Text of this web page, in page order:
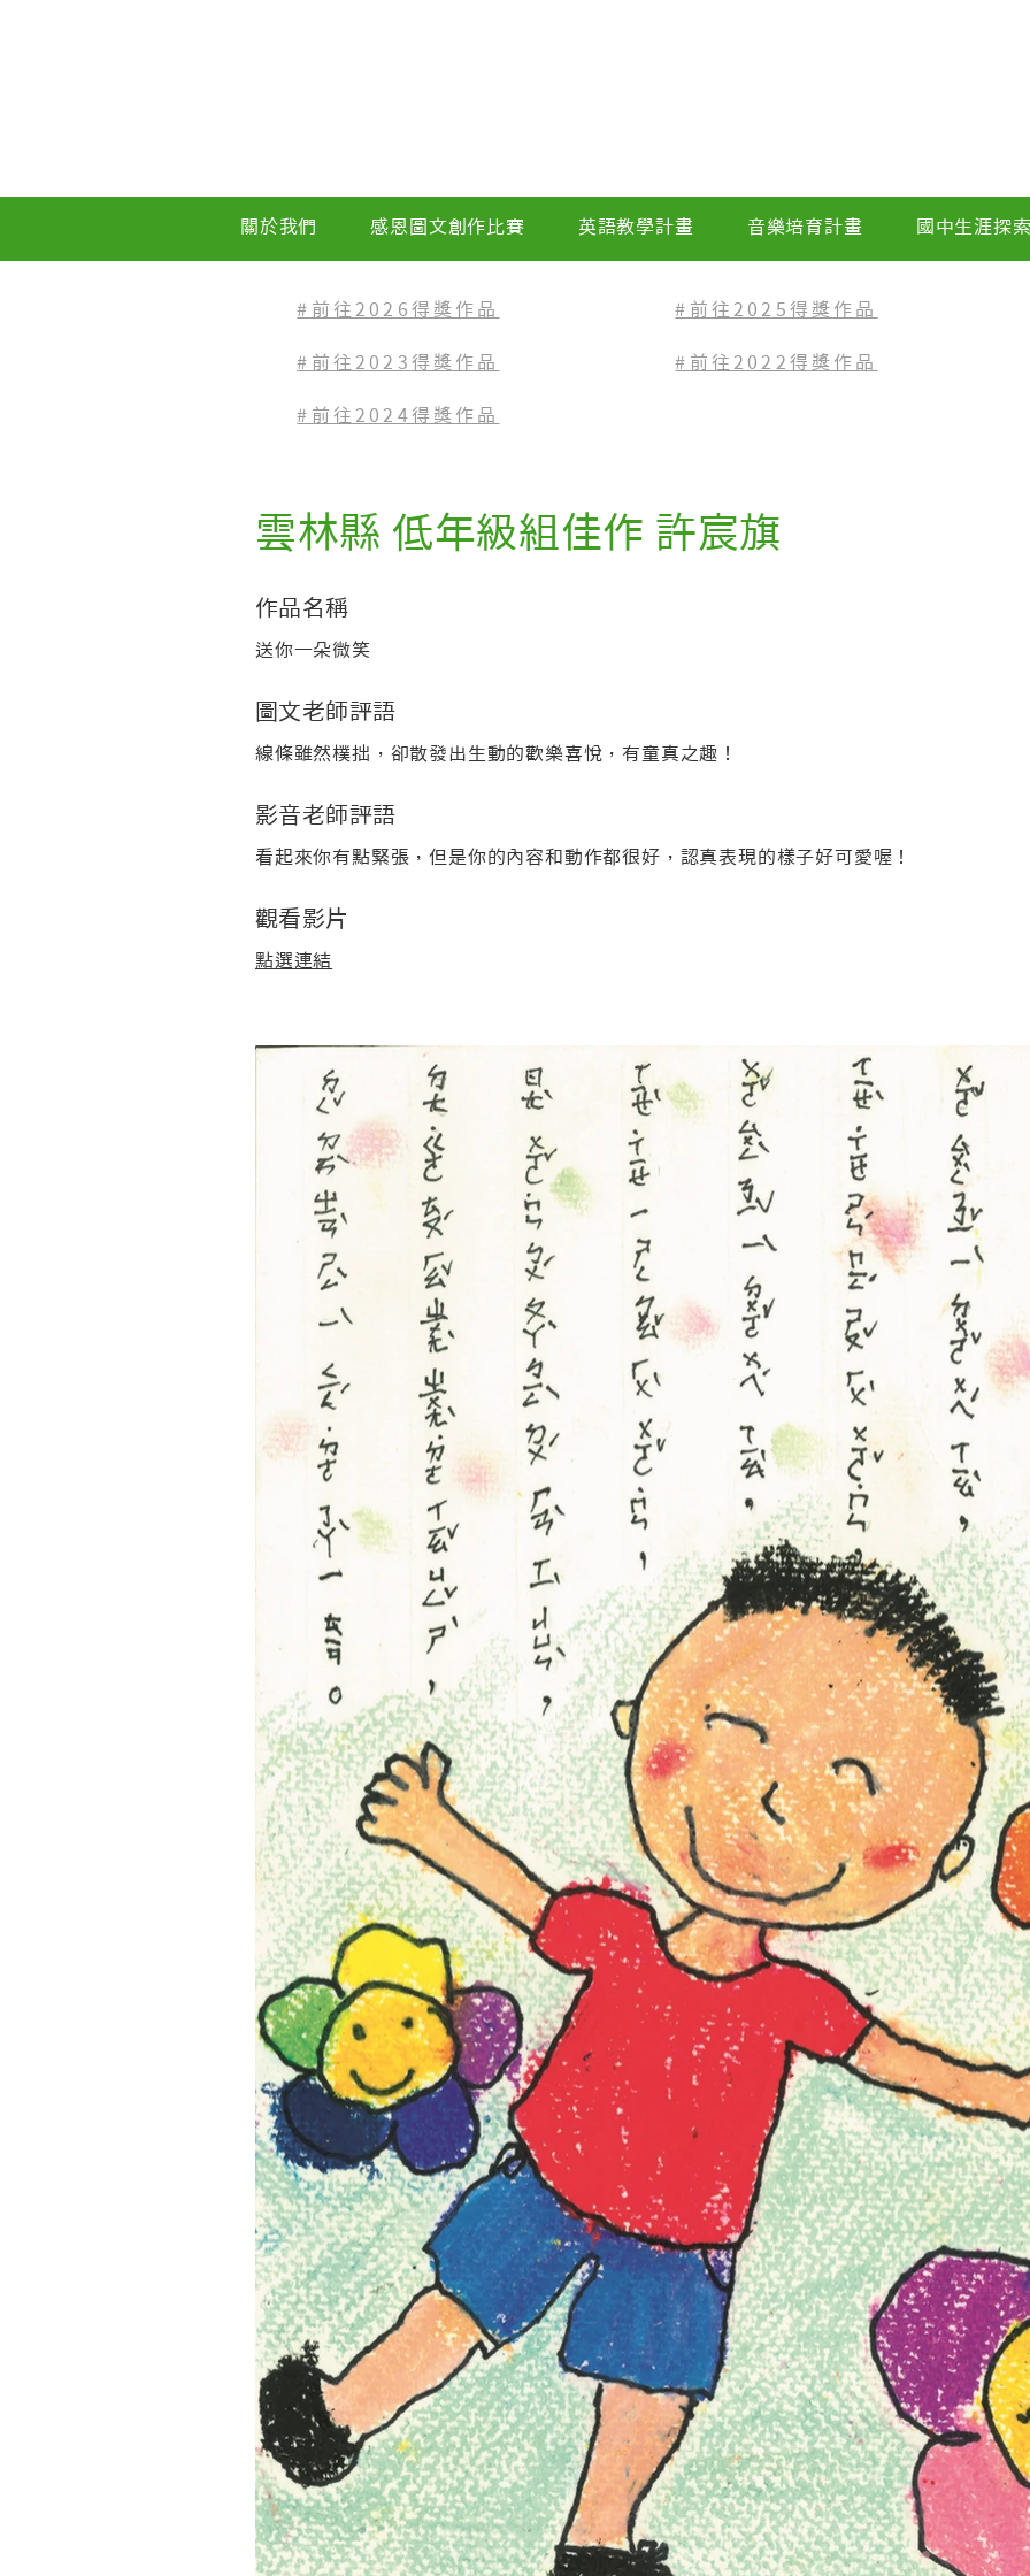
關於我們 感恩圖文創作比賽 英語教學計畫 音樂培育計畫 國中生涯探
#前往2026得獎作品
#前往2023 得獎作品
#前往2025得獎作品
#前往2022 得獎作品
#前往2024得獎作品
雲林縣 低年級組佳作 許宸旗
作品名稱
送你一朵微笑
圖文老師評語
線條雖然樸拙，卻散發出生動的歡樂喜悅，有童真之趣！
影音老師評語
看起來你有點緊張，但是你的內容和動作都很好，認真表現的樣子好可愛喔！
觀看影片
點選連結